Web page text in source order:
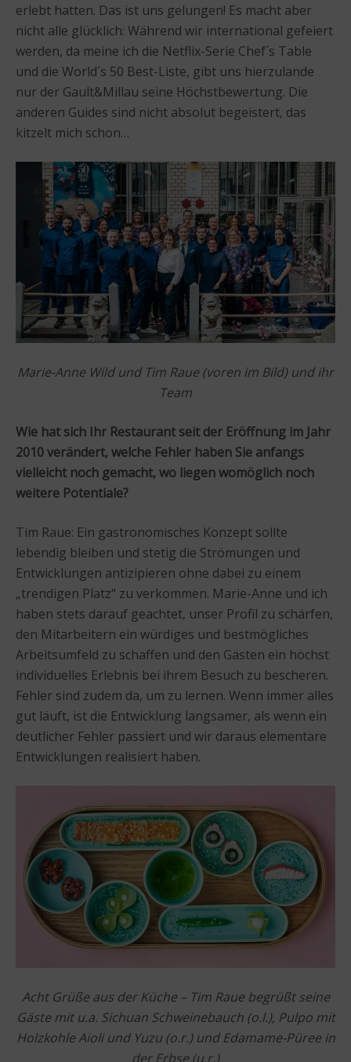
erlebt hatten. Das ist uns gelungen! Es macht aber
nicht alle glücklich: Während wir international gefeiert
werden, da meine ich die Netflix-Serie Chef´s Table
und die World´s 50 Best-Liste, gibt uns hierzulande
nur der Gault&Millau seine Höchstbewertung. Die
anderen Guides sind nicht absolut begeistert, das
kitzelt mich schon…
Marie-Anne Wild und Tim Raue (voren im Bild) und ihr
Team
Wie hat sich Ihr Restaurant seit der Eröffnung im Jahr
2010 verändert, welche Fehler haben Sie anfangs
vielleicht noch gemacht, wo liegen womöglich noch
weitere Potentiale?
Tim Raue: Ein gastronomisches Konzept sollte
lebendig bleiben und stetig die Strömungen und
Entwicklungen antizipieren ohne dabei zu einem
„trendigen Platz“ zu verkommen. Marie-Anne und ich
haben stets darauf geachtet, unser Profil zu schärfen,
den Mitarbeitern ein würdiges und bestmögliches
Arbeitsumfeld zu schaffen und den Gästen ein höchst
individuelles Erlebnis bei ihrem Besuch zu bescheren.
Fehler sind zudem da, um zu lernen. Wenn immer alles
gut läuft, ist die Entwicklung langsamer, als wenn ein
deutlicher Fehler passiert und wir daraus elementare
Entwicklungen realisiert haben.
Acht Grüße aus der Küche – Tim Raue begrüßt seine
Gäste mit u.a. Sichuan Schweinebauch (o.l.), Pulpo mit
Holzkohle Aioli und Yuzu (o.r.) und Edamame-Püree in
der Erbse (u.r.)